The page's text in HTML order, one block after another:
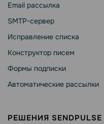
Email рассылка
SMTP-сервер
Исправление списка
Конструктор писем
Формы подписки
Автоматические рассылки
РЕШЕНИЯ SENDPULSE